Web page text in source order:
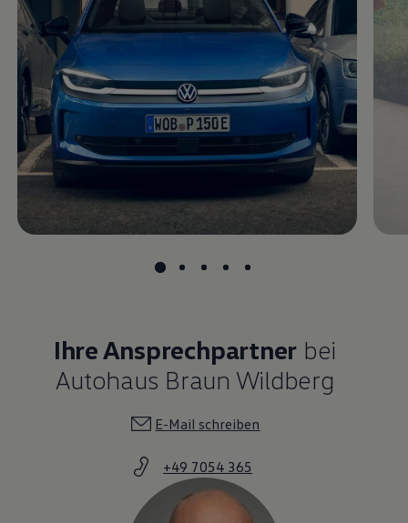
Vorgängermodelle
Kundeninformationen
Volkswagen Kundenbetreuung
Warn- und Kontrollleuchten
Assistenzsysteme
Digitale Betriebsanleitung
Live Beratung
Magazin
Transport
Elektromobilität
Volkswagen R
Pannen- und Unfallhilfe
Ihre Ansprechpartner bei
Autohaus Braun Wildberg
E-Mail schreiben
+49 7054 365